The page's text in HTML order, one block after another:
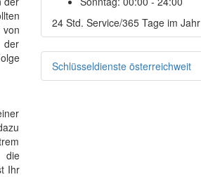
der
die
Ihr
24 Std. Service/365 Tage im Jahr
Schlüsseldienste österreichweit